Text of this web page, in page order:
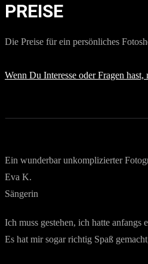
PREISE
Die Preise für ein persönliches
Wenn Du Interesse oder Fragen
Ein wunderbar unkomplizierter
Eva K.
Sängerin
Ich muss gestehen, ich hatte
Es hat mir sogar richtig Spaß